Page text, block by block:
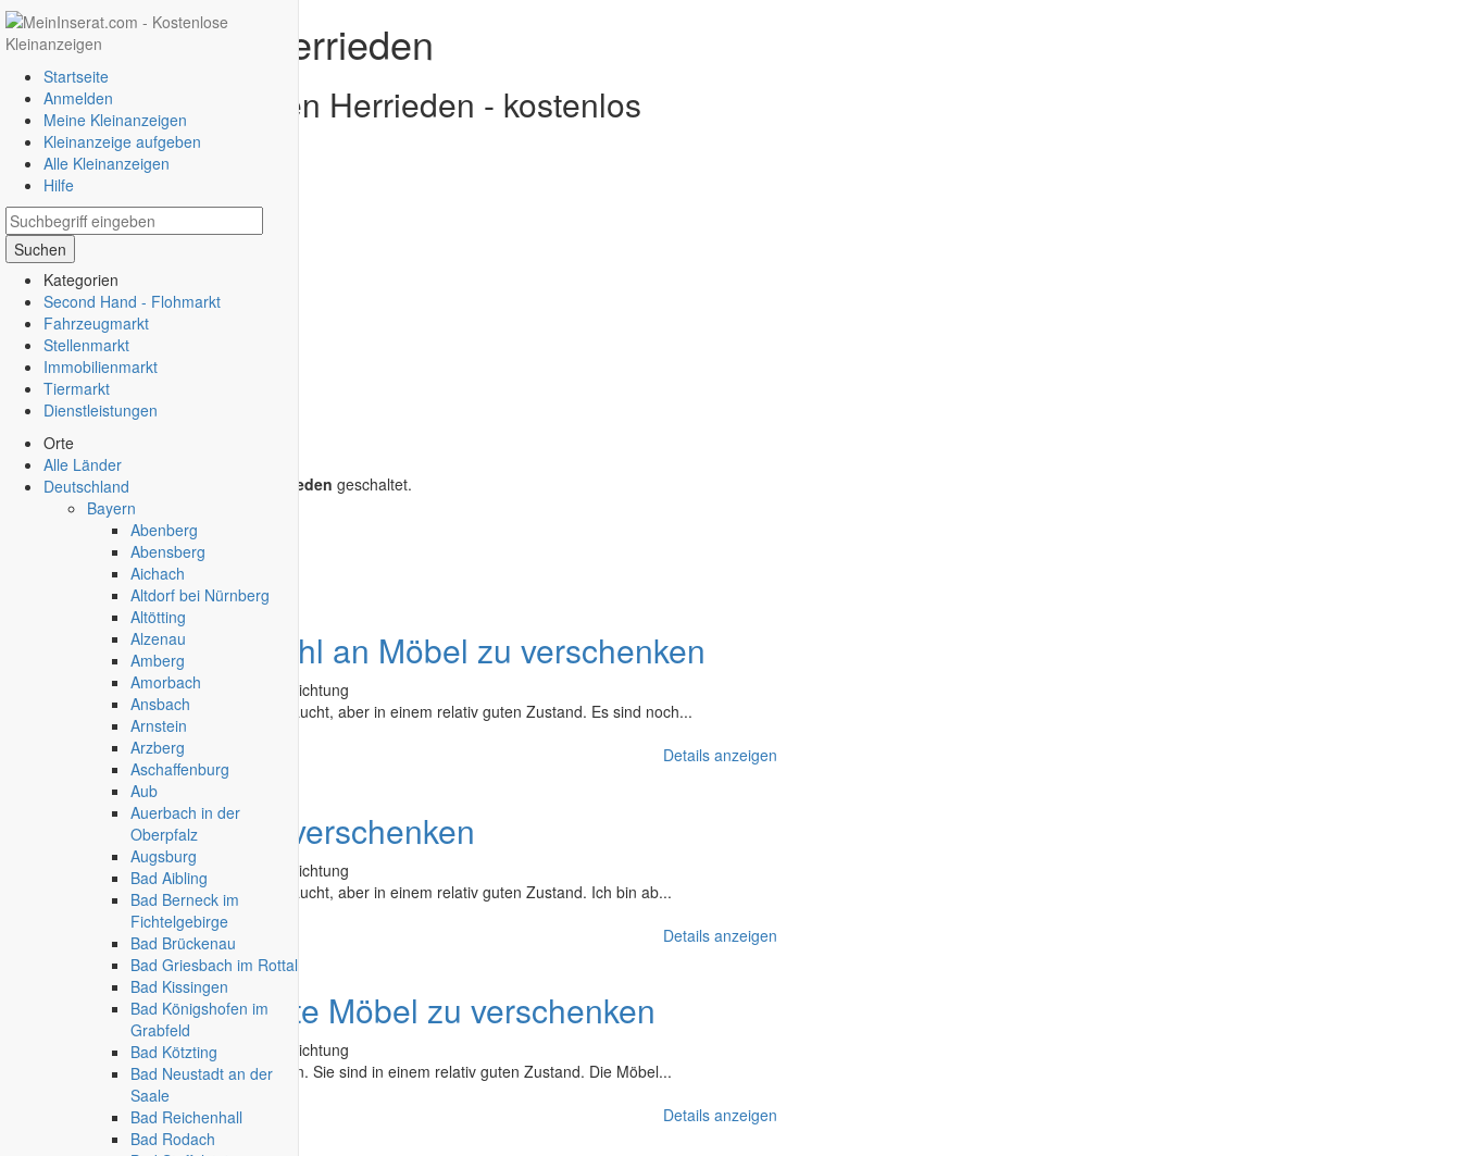
Startseite
Anmelden
Meine Kleinanzeigen
Kleinanzeige aufgeben
Alle Kleinanzeigen
Hilfe
Suchen
Kategorien
Second Hand - Flohmarkt
Fahrzeugmarkt
Stellenmarkt
Immobilienmarkt
Tiermarkt
Dienstleistungen
Orte
Alle Länder
Deutschland
Bayern
Abenberg
Abensberg
Aichach
Altdorf bei Nürnberg
Altötting
Alzenau
Amberg
Amorbach
Ansbach
Arnstein
Arzberg
Aschaffenburg
Aub
Auerbach in der
Oberpfalz
Augsburg
Bad Aibling
Bad Berneck im
Fichtelgebirge
Bad Brückenau
Bad Griesbach im Rottal
Bad Kissingen
Bad Königshofen im
Grabfeld
Bad Kötzting
Bad Neustadt an der
Saale
Bad Reichenhall
Bad Rodach
Gratis Inserat Herrieden
Gratis Kleinanzeigen Herrieden - kostenlos
inserieren
Derzeit sind keine Kleinanzeigen in Herrieden geschaltet.
Kleinanzeige aufgeben
Schnellregistrierungmit nur einem Schritt!
AngebotEine Anzahl an Möbel zu verschenken
Second Hand - Flohmarkt»
Möbel & Einrichtung
Diese Möbel sind zu verschenken. Gebraucht, aber in einem relativ guten Zustand. Es sind noch...
Bad Reichenhall-12.06.2026 Details anzeigen
AngebotMöbel zu verschenken
Second Hand - Flohmarkt
Möbel & Einrichtung
Diese Möbel sind zu verschenken. Gebraucht, aber in einem relativ guten Zustand. Ich bin ab...
Bad Reichenhall-12.06.2026 Details anzeigen
AngebotGebrauchte Möbel zu verschenken
Second Hand - Flohmarkt»Möbel & Einrichtung
Die folgenden Möbel sind zu verschenken. Sie sind in einem relativ guten Zustand. Die Möbel...
Bad Reichenhall-12.06.2026 Details anzeigen